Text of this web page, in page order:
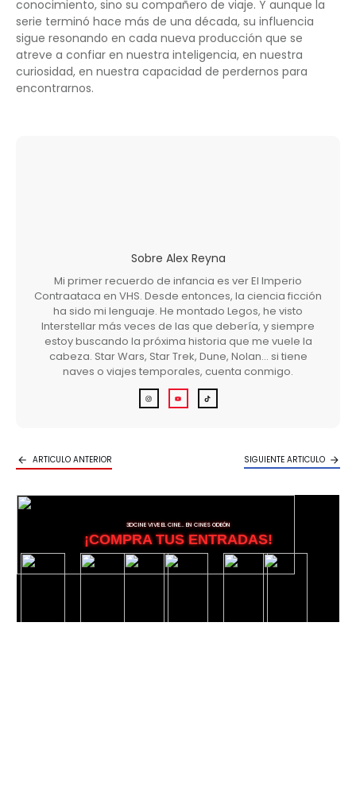
conocimiento, sino su compañero de viaje. Y aunque la
serie terminó hace más de una década, su influencia
sigue resonando en cada nueva producción que se
atreve a confiar en nuestra inteligencia, en nuestra
curiosidad, en nuestra capacidad de perdernos para
encontrarnos.
Sobre Alex Reyna
Mi primer recuerdo de infancia es ver El Imperio
Contraataca en VHS. Desde entonces, la ciencia ficción
ha sido mi lenguaje. He montado Legos, he visto
Interstellar más veces de las que debería, y siempre
estoy buscando la próxima historia que me vuele la
cabeza. Star Wars, Star Trek, Dune, Nolan… si tiene
naves o viajes temporales, cuenta conmigo.
ARTICULO ANTERIOR SIGUIENTE ARTICULO
3DCINE VIVE EL CINE… EN CINES ODEÓN
¡COMPRA TUS ENTRADAS!